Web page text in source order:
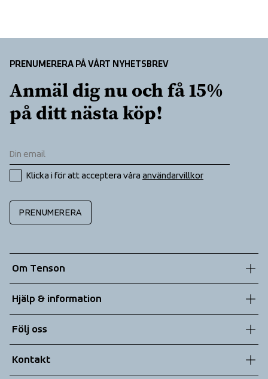
PRENUMERERA PÅ VÅRT NYHETSBREV
Anmäl dig nu och få 15%
på ditt nästa köp!
Klicka i för att acceptera våra användarvillkor
PRENUMERERA
Om Tenson
Hållbarhet
Teknologier
Hjälp & information
Allmänna villkor
Returer
Följ oss
Kontakt